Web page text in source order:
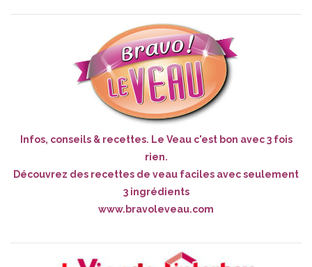
Infos, conseils & recettes. Le Veau c'est bon avec 3 fois
rien.
Découvrez des recettes de veau faciles avec seulement
3 ingrédients
www.bravoleveau.com